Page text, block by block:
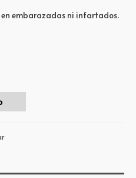
en embarazadas ni infartados.